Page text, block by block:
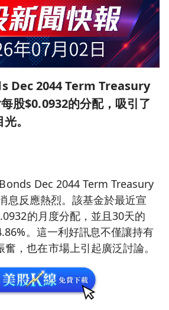
Dec 2044 Term Treasury
股$0.0932的分配，吸引了
。
Dec 2044 Term Treasury
息反應熱烈。該基金於最近宣
的月度分配，並且30天的
。這一利好訊息不僅讓持有
奮，也在市場上引起廣泛討論。